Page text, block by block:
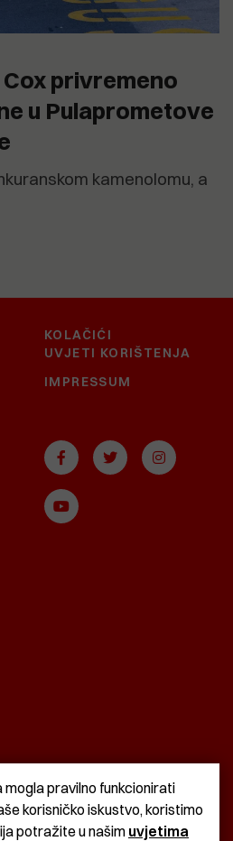
privremeno
u Pulaprometove
kamenolomu, a
KOLAČIĆI
UVJETI KORIŠTENJA
IMPRESSUM
pravilno funkcionirati
korisničko iskustvo, koristimo
potražite u našim uvjetima